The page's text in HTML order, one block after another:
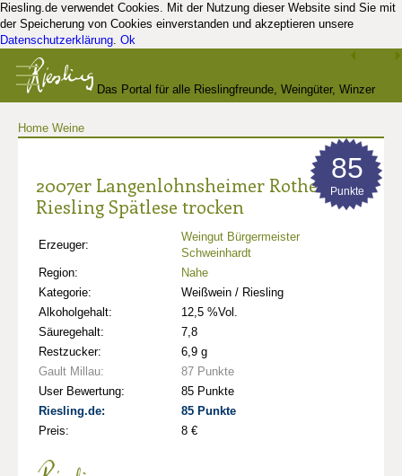
Riesling.de verwendet Cookies. Mit der Nutzung dieser Website sind Sie mit
der Speicherung von Cookies einverstanden und akzeptieren unsere
Datenschutzerklärung. Ok
Das Portal für alle Rieslingfreunde, Weingüter, Winzer
Home Weine
2007er Langenlohnsheimer Rothenberg
Riesling Spätlese trocken
Erzeuger:
Weingut Bürgermeister
Schweinhardt
Region:
Nahe
Kategorie:
Weißwein / Riesling
Alkoholgehalt:
12,5 %Vol.
Säuregehalt:
7,8
Restzucker:
6,9 g
Gault Millau:
87 Punkte
User Bewertung:
85 Punkte
Riesling.de:
85 Punkte
Preis:
8 €
85
Punkte